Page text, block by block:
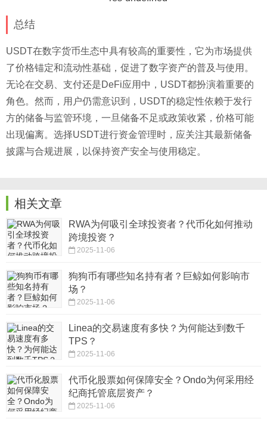
总结
USDT在数字货币生态中具有较高的重要性，它为市场提供
了价格锚定和流动性基础，促进了数字资产的普及与使用。
无论在交易、支付还是DeFi应用中，USDT都扮演着重要的
角色。然而，用户仍需意识到，USDT的稳定性依赖于发行
方的储备与监管环境，一旦储备不足或政策收紧，价格可能
出现偏离。选择USDT进行资金管理时，应关注其最新储备
披露与合规进展，以保持资产安全与使用稳定。
相关文章
RWA为何吸引全球投资者？代币化如何推动
跨境投资？
2025-11-06
狗狗币有哪些知名持有者？巨鲸如何影响市
场？
2025-11-06
Linea的交易速度有多快？为何能达到数千
TPS？
2025-11-06
代币化股票如何保障安全？Ondo为何采用经
纪商托管底层资产？
2025-11-06